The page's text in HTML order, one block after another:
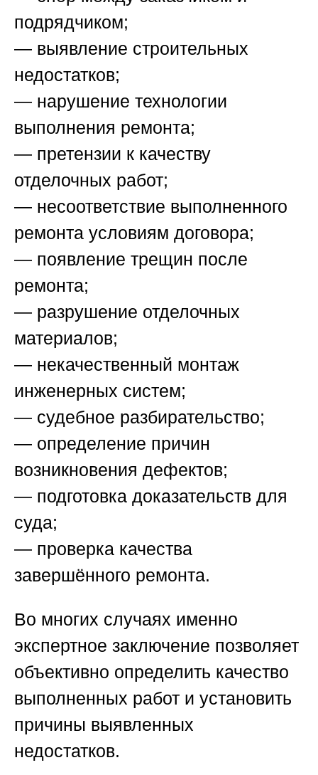
подрядчиком;
— выявление строительных
недостатков;
— нарушение технологии
выполнения ремонта;
— претензии к качеству
отделочных работ;
— несоответствие выполненного
ремонта условиям договора;
— появление трещин после
ремонта;
— разрушение отделочных
материалов;
— некачественный монтаж
инженерных систем;
— судебное разбирательство;
— определение причин
возникновения дефектов;
— подготовка доказательств для
суда;
— проверка качества
завершённого ремонта.
Во многих случаях именно
экспертное заключение позволяет
объективно определить качество
выполненных работ и установить
причины выявленных
недостатков.